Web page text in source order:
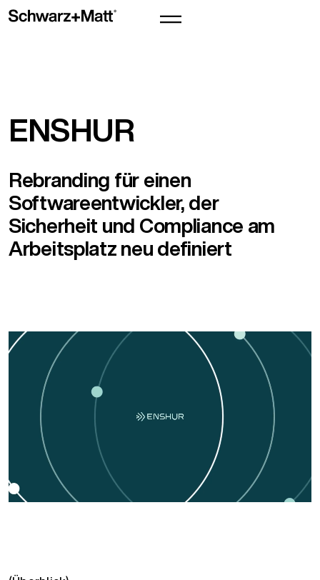
ENSHUR
Rebranding für einen
Softwareentwickler, der
Sicherheit und Compliance am
Arbeitsplatz neu definiert